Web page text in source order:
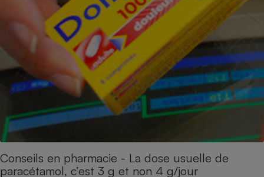
Conseils en pharmacie - La dose usuelle de
paracétamol, c’est 3 g et non 4 g/jour